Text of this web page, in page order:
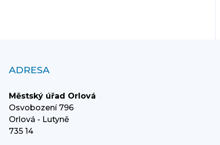
ADRESA
Městský úřad Orlová
Osvobození 796
Orlová - Lutyně
735 14